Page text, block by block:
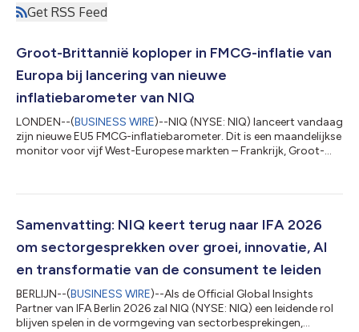
Get RSS Feed
Groot-Brittannië koploper in FMCG-inflatie van
Europa bij lancering van nieuwe
inflatiebarometer van NIQ
LONDEN--(BUSINESS WIRE)--NIQ (NYSE: NIQ) lanceert vandaag
zijn nieuwe EU5 FMCG-inflatiebarometer. Dit is een maandelijkse
monitor voor vijf West-Europese markten – Frankrijk, Groot-
inflatieontwikkeling op de grootste Europese markten voor
daarop. Uit de eerste editie van de barometer blijkt dat de
inflatie in de Europese FMCG...
Samenvatting: NIQ keert terug naar IFA 2026
om sectorgesprekken over groei, innovatie, AI
en transformatie van de consument te leiden
BERLIJN--(BUSINESS WIRE)--Als de Official Global Insights
Partner van IFA Berlin 2026 zal NIQ (NYSE: NIQ) een leidende rol
blijven spelen in de vormgeving van sectorbesprekingen,